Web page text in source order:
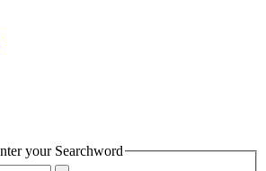
your Searchword